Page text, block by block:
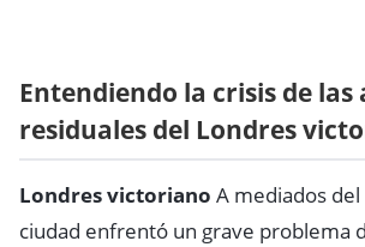
Entendiendo la crisis de las
residuales del Londres
Londres victoriano A mediados del
ciudad enfrentó un grave problema